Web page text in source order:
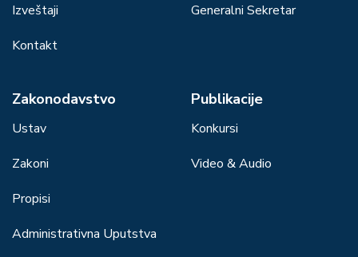
Izveštaji
Kontakt
Generalni Sekretar
Zakonodavstvo
Ustav
Zakoni
Propisi
Administrativna Uputstva
Publikacije
Konkursi
Video & Audio